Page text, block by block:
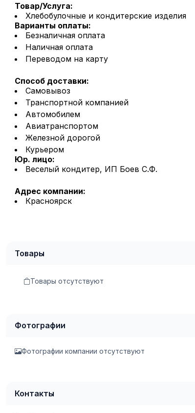
Товар/Услуга:
Хлебобулочные и кондитерские изделия
Варианты оплаты:
Безналичная оплата
Наличная оплата
Переводом на карту
Способ доставки:
Самовывоз
Транспортной компанией
Автомобилем
Авиатранспортом
Железной дорогой
Курьером
Юр. лицо:
Веселый кондитер, ИП Боев С.Ф.
Адрес компании:
Красноярск
Товары
Товары отсутствуют
Фотографии
Фотографии компании отсутствуют
Контакты